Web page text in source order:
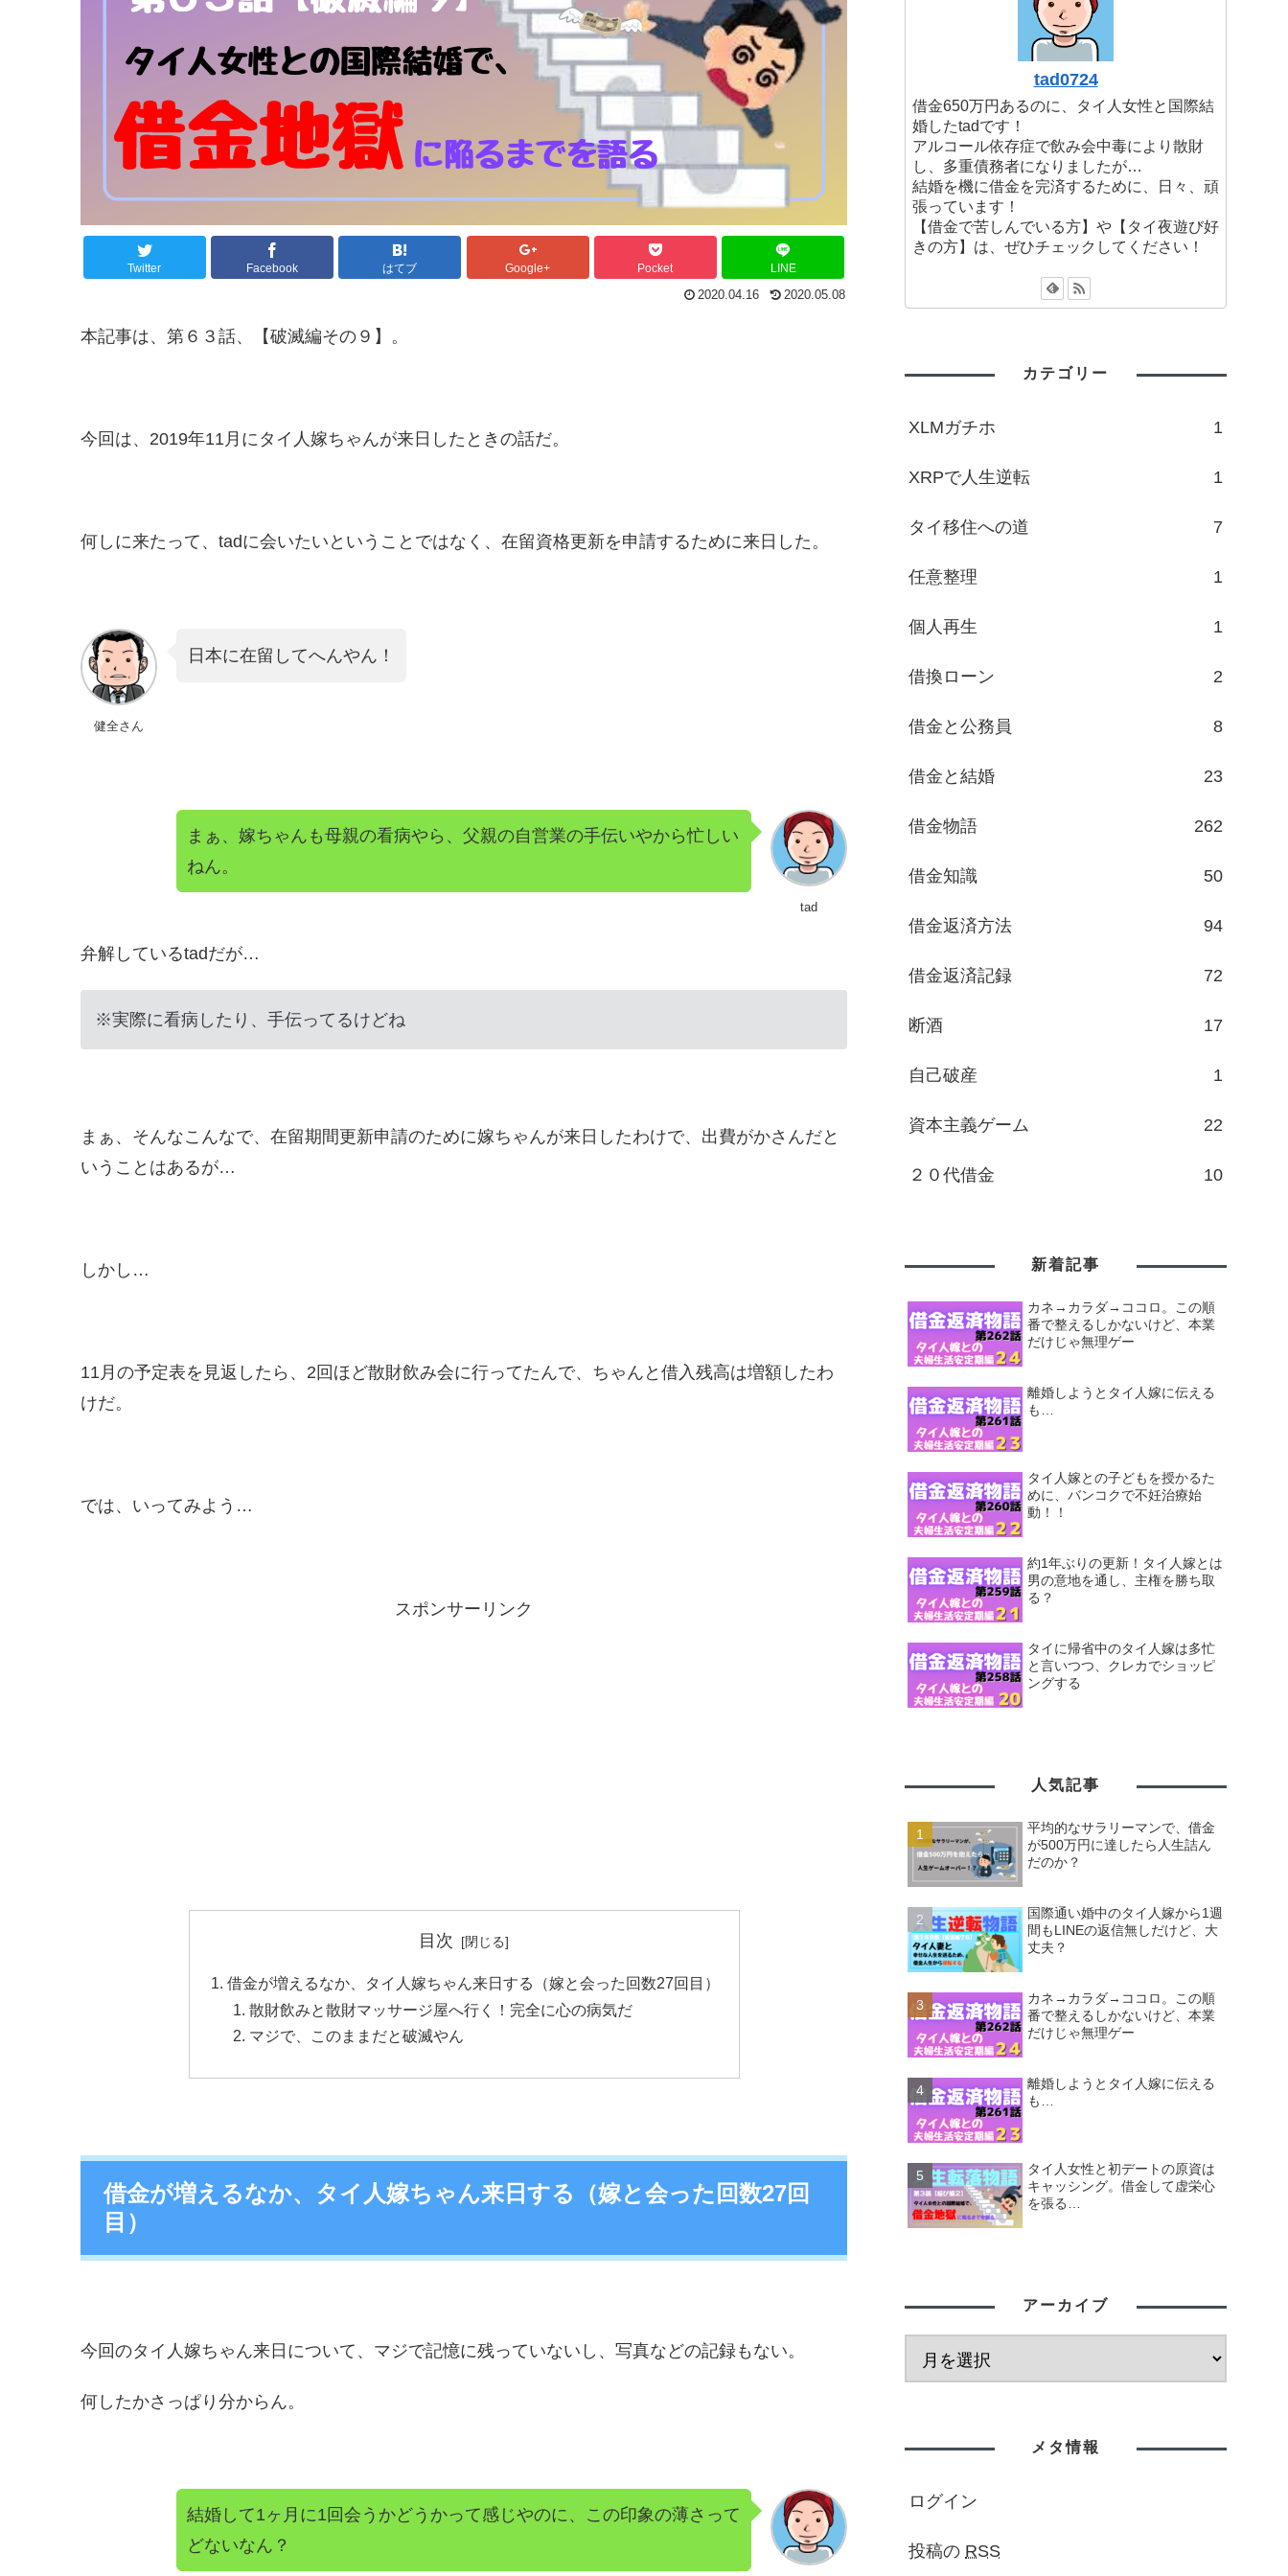
Twitter Facebook はてブ Google+ Pocket LINE
2020.04.16 2020.05.08
本記事は、第６３話、【破滅編その９】。
今回は、2019年11月にタイ人嫁ちゃんが来日したときの話だ。
何しに来たって、tadに会いたいということではなく、在留資格更新を申請するために来日した。
健全さん
日本に在留してへんやん！
tad
まぁ、嫁ちゃんも母親の看病やら、父親の自営業の手伝いやから忙しい
ねん。
弁解しているtadだが…
※実際に看病したり、手伝ってるけどね
まぁ、そんなこんなで、在留期間更新申請のために嫁ちゃんが来日したわけで、出費がかさんだと
いうことはあるが…
しかし…
11月の予定表を見返したら、2回ほど散財飲み会に行ってたんで、ちゃんと借入残高は増額したわ
けだ。
では、いってみよう…
スポンサーリンク
目次
借金が増えるなか、タイ人嫁ちゃん来日する（嫁と会った回数27回目）
散財飲みと散財マッサージ屋へ行く！完全に心の病気だ
マジで、このままだと破滅やん
借金が増えるなか、タイ人嫁ちゃん来日する（嫁と会った回数27回
目）
今回のタイ人嫁ちゃん来日について、マジで記憶に残っていないし、写真などの記録もない。
何したかさっぱり分からん。
結婚して1ヶ月に1回会うかどうかって感じやのに、この印象の薄さって
どないなん？
tad0724
借金650万円あるのに、タイ人女性と国際結
婚したtadです！
アルコール依存症で飲み会中毒により散財
し、多重債務者になりましたが…
結婚を機に借金を完済するために、日々、頑
張っています！
【借金で苦しんでいる方】や【タイ夜遊び好
きの方】は、ぜひチェックしてください！
カテゴリー
XLMガチホ 1
XRPで人生逆転 1
タイ移住への道 7
任意整理 1
個人再生 1
借換ローン 2
借金と公務員 8
借金と結婚 23
借金物語 262
借金知識 50
借金返済方法 94
借金返済記録 72
断酒 17
自己破産 1
資本主義ゲーム 22
２０代借金 10
新着記事
カネ→カラダ→ココロ。この順
番で整えるしかないけど、本業
だけじゃ無理ゲー
離婚しようとタイ人嫁に伝える
も…
タイ人嫁との子どもを授かるた
めに、バンコクで不妊治療始
動！！
約1年ぶりの更新！タイ人嫁とは
男の意地を通し、主権を勝ち取
る？
タイに帰省中のタイ人嫁は多忙
と言いつつ、クレカでショッピ
ングする
人気記事
平均的なサラリーマンで、借金
が500万円に達したら人生詰ん
だのか？
国際通い婚中のタイ人嫁から1週
間もLINEの返信無しだけど、大
丈夫？
カネ→カラダ→ココロ。この順
番で整えるしかないけど、本業
だけじゃ無理ゲー
離婚しようとタイ人嫁に伝える
も…
タイ人女性と初デートの原資は
キャッシング。借金して虚栄心
を張る…
アーカイブ
メタ情報
ログイン
投稿の RSS